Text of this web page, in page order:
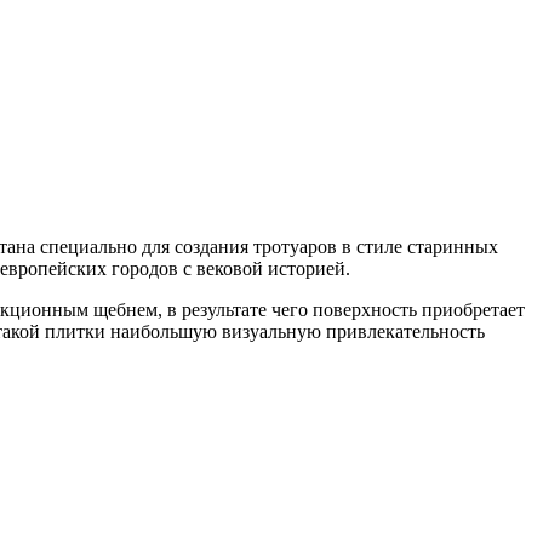
специально для создания тротуаров в стиле старинных
городов с вековой историей.
щебнем, в результате чего поверхность приобретает
плитки наибольшую визуальную привлекательность